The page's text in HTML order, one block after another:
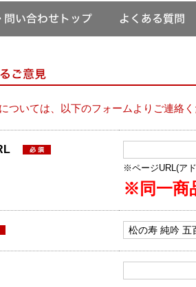
ついては、以下のフォームよりご連絡
※ページURL(ア
※同一商